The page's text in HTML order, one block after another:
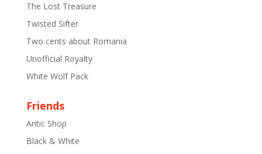
The Lost Treasure
Twisted Sifter
Two cents about Romania
Unofficial Royalty
White Wolf Pack
Friends
Antic Shop
Black & White